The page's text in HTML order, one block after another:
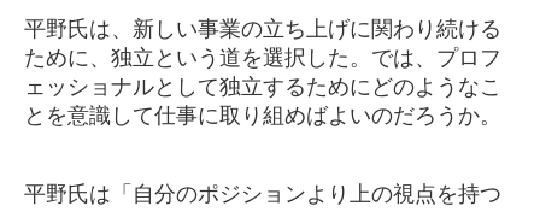
平野氏は、新しい事業の立ち上げに関わり続ける
ために、独立という道を選択した。では、プロフ
ェッショナルとして独立するためにどのようなこ
とを意識して仕事に取り組めばよいのだろうか。
平野氏は「自分のポジションより上の視点を持つ